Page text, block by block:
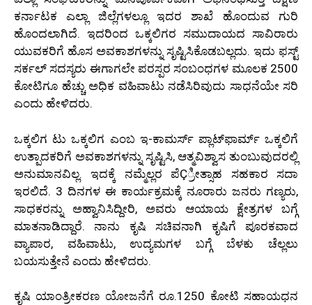
ಕರ್ನಾಟಕ ಎಲ್ಲಾ ಜಿಲ್ಲೆಗಳಲ್ಲೂ ಇದರ ಶಾಖೆ ಹೊಂದುವ ಗುರಿ
ಹೊಂದಲಾಗಿದೆ. ಇದರಿಂದ ಒಕ್ಕಲಿಗರ ಸಮುದಾಯದ ಸಾವಿರಾರು
ಯುವಕರಿಗೆ ಹೊಸ ಅವಕಾಶಗಳನ್ನು ಸೃಷ್ಟಿಸಿಕೊಡಬಲ್ಲದು. ಇದು ಫಸ್ಟ್
ಸರ್ಕಲ್ ಸದಸ್ಯರು ಈಗಾಗಲೇ ಪರಸ್ಪರ ಸಂಬಂಧಗಳ ಮೂಲಕ 2500
ಕೋಟಿಗೂ ಹೆಚ್ಚು ಅಧಿಕ ವಹಿವಾಟು ನಡೆಸಿರಿವುದು ಸಾಧನೆಯೇ ಸರಿ
ಎಂದು ಹೇಳಿದರು.
ಒಕ್ಕಲಿಗ ಟು ಒಕ್ಕಲಿಗ ಎಂಬ ಇ-ಕಾಮರ್ಸ್ ಪ್ಲಾಟ್‍ಫಾರ್ಮ್ ಒಕ್ಕಲಿಗೆ
ಉತ್ಪಾದಕರಿಗೆ ಅವಕಾಶಗಳನ್ನು ಸೃಷ್ಟಿಸಿ, ಆತ್ಮವಿಶ್ವಾಸ ತುಂಬುವುದರಲ್ಲಿ
ಅನುಮಾನವಿಲ್ಲ. ಇದಕ್ಕೆ ನಮ್ಮೆಲ್ಲರ ಪೆÇ್ರೀತ್ಸಾಹ ಸಹಕಾರ ಸದಾ
ಇರಲಿದೆ. 3 ದಿನಗಳ ಈ ಕಾರ್ಯಕ್ರಮಕ್ಕೆ ನೂರಾರು ಜನರು ಗಣ್ಯರು,
ಸಾಧಕರನ್ನು ಅಹ್ವಾನಿಸಿದ್ದೀರಿ, ಅವರು ಆಯಾಯ ಕ್ಷೇತ್ರಗಳ ಬಗ್ಗೆ
ಮಾತನಾಡಿದ್ದಾರೆ. ನಾನು ಕೃಷಿ ಸಚಿವನಾಗಿ ಕೃಷಿಗೆ ಪೂರಕವಾದ
ವ್ಯಾಪಾರ, ವಹಿವಾಟು, ಉದ್ಯಮಗಳ ಬಗ್ಗೆ ಬೆಳಕು ಚೆಲ್ಲಲು
ಬಯಸುತ್ತೇನೆ ಎಂದು ಹೇಳಿದರು.
ಕೃಷಿ ಯಾಂತ್ರೀಕರಣ ಯೋಜನೆಗೆ ರೂ.1250 ಕೋಟಿ ಸಹಾಯಧನ